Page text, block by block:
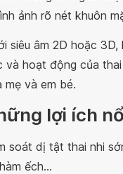
ảnh rõ nét khuôn
siêu âm 2D hoặc
và hoạt động của
mẹ và em bé.
lợi ích
soát dị tật thai nhi
ếch…